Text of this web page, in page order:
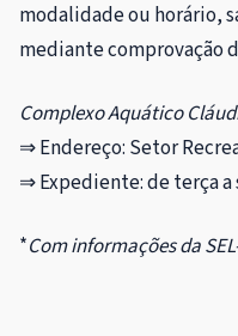
modalidade ou horário,
mediante comprovação
Complexo Aquático
⇒ Endereço: Setor
⇒ Expediente: de terça a
*Com informações da